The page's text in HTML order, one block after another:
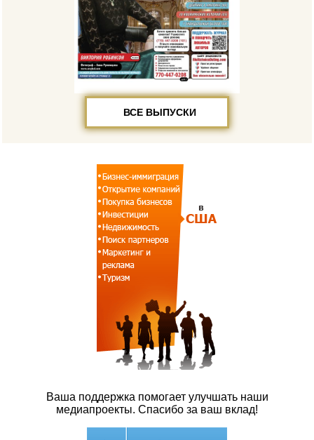
ВСЕ ВЫПУСКИ
Ваша поддержка помогает улучшать наши
медиапроекты. Спасибо за ваш вклад!